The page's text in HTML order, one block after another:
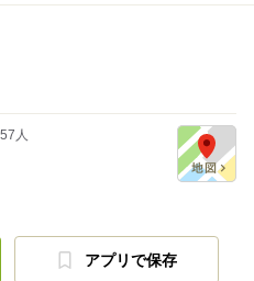
人
アプリで保存